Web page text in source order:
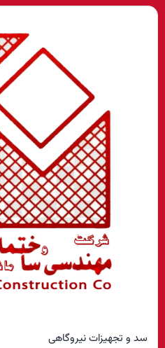
سد و تجهیزات نیروگاهی